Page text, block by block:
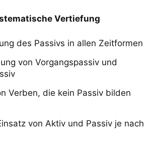
Vertiefung
des Passivs in allen Zeitformen
von Vorgangspassiv und
Verben, die kein Passiv bilden
von Aktiv und Passiv je nach